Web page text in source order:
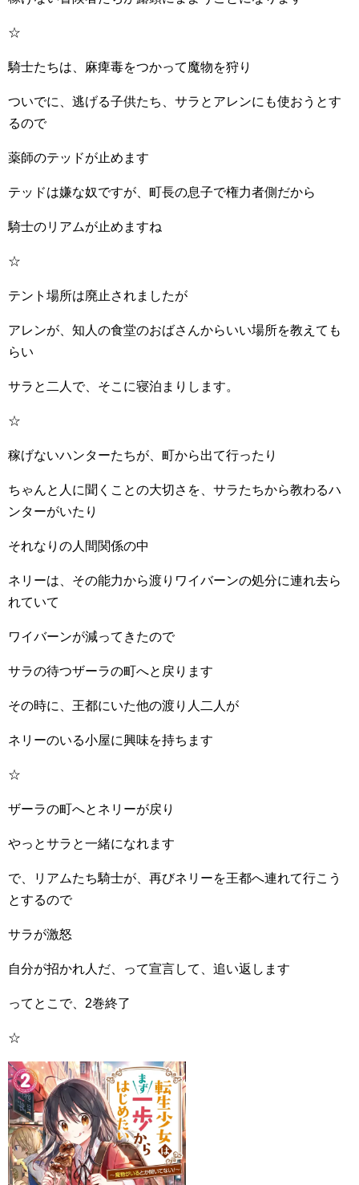
☆
騎士たちは、麻痺毒をつかって魔物を狩り
ついでに、逃げる子供たち、サラとアレンにも使おうとす
るので
薬師のテッドが止めます
テッドは嫌な奴ですが、町長の息子で権力者側だから
騎士のリアムが止めますね
☆
テント場所は廃止されましたが
アレンが、知人の食堂のおばさんからいい場所を教えても
らい
サラと二人で、そこに寝泊まりします。
☆
稼げないハンターたちが、町から出て行ったり
ちゃんと人に聞くことの大切さを、サラたちから教わるハ
ンターがいたり
それなりの人間関係の中
ネリーは、その能力から渡りワイバーンの処分に連れ去ら
れていて
ワイバーンが減ってきたので
サラの待つザーラの町へと戻ります
その時に、王都にいた他の渡り人二人が
ネリーのいる小屋に興味を持ちます
☆
ザーラの町へとネリーが戻り
やっとサラと一緒になれます
で、リアムたち騎士が、再びネリーを王都へ連れて行こう
とするので
サラが激怒
自分が招かれ人だ、って宣言して、追い返します
ってとこで、2巻終了
☆